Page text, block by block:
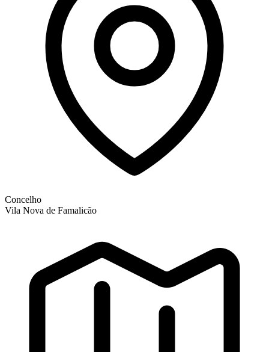
Concelho
Vila Nova de Famalicão